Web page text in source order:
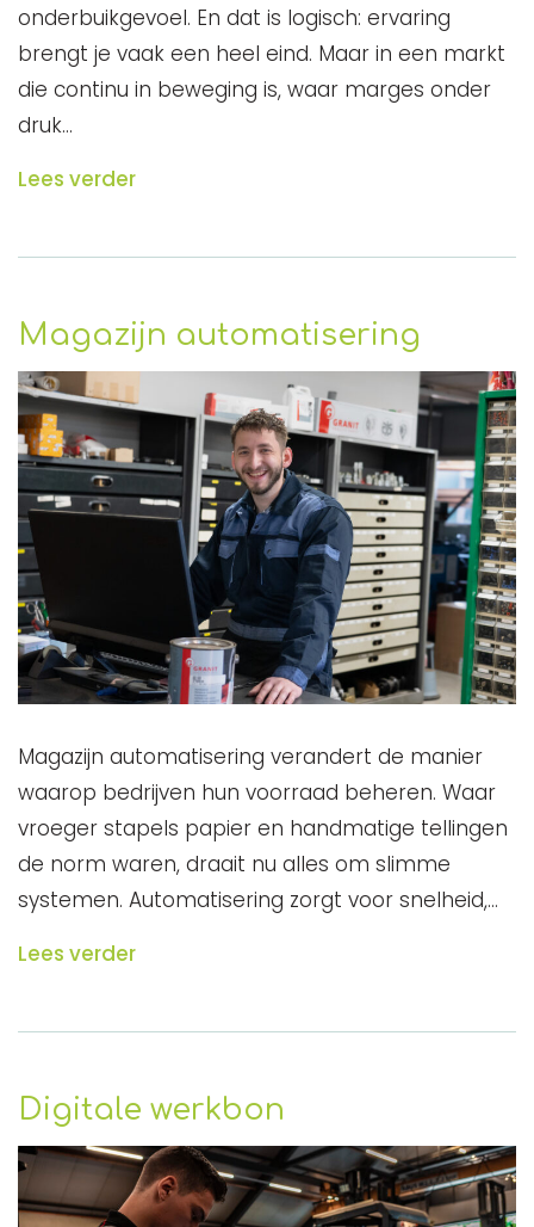
onderbuikgevoel. En dat is logisch: ervaring
brengt je vaak een heel eind. Maar in een markt
die continu in beweging is, waar marges onder
druk…
Lees verder
Magazijn automatisering
Magazijn automatisering verandert de manier
waarop bedrijven hun voorraad beheren. Waar
vroeger stapels papier en handmatige tellingen
de norm waren, draait nu alles om slimme
systemen. Automatisering zorgt voor snelheid,…
Lees verder
Digitale werkbon